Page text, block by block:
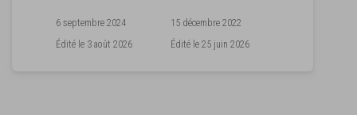
6 septembre 2024
Édité le 3 août 2026
15 décembre 2022
Édité le 25 juin 2026